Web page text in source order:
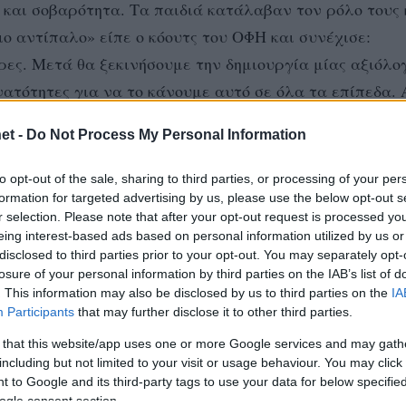
- Do Not Process My Personal Information
opt-out of the sale, sharing to third parties, or processing of your
for targeted advertising by us, please use the below opt-out
selection. Please note that after your opt-out request is processed
interest-based ads based on personal information utilized by us
to third parties prior to your opt-out. You may separately
of your personal information by third parties on the IAB’s list of
This information may also be disclosed by us to third parties on the
Participants that may further disclose it to other third parties.
that this website/app uses one or more Google services and may
but not limited to your visit or usage behaviour. You may
to Google and its third-party tags to use your data for below
consent section.
σοβαρότητα. Τα παιδιά κατάλαβαν τον ρόλο τους
αντίπαλο» είπε ο κόουτς του ΟΦΗ και συνέχισε:
Μετά θα ξεκινήσουμε την δημιουργία μίας
για να το κάνουμε αυτό σε όλα τα επίπεδα.
Υπάρχει τεχνογνωσία στον σύλλογο. Επίσης
ομάδα και σιγά σιγά μας έχουν
όπως κάναμε όλα αυτά τα χρόνια». Τέλος
μακριά της και συνεχίζει να με ανέχεται».
εκμεταλλευτεί η Σάμος τη φετινή πορεία»
γιατί ήταν το φαβορί από την αρχή της σεζόν.
και ήρθε αυτό το 3-0. Από τον Δεκέμβρη που
και οι παίκτες ανταποκρίθηκαν θετικά.
λίγο παραπάνω αλλά η ουσία είναι ότι
γεύση και μία εξαιρετική προσπάθεια που
στη γρήγορη παραμονή, το ίδιο όταν φθάσαμε